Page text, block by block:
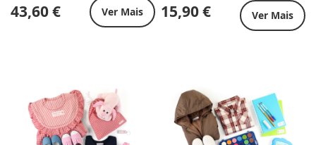
43,60 € Ver Mais 15,90 € Ver Mais